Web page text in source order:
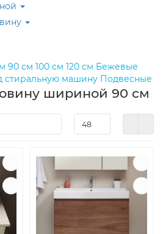
90 см 100 см 120 см Бежевые
стиральную машину Подвесные
шириной 90 см